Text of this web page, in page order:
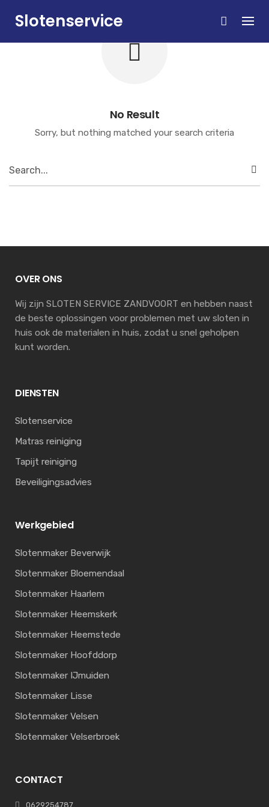
Slotenservice
No Result
Sorry, but nothing matched your search criteria
OVER ONS
Wij zijn SLOTEN SERVICE ZANDVOORT en hebben naast
de beste oplossingen voor problemen met uw sloten in
huis ook de materialen in huis, zodat u snel geholpen
kunt worden.
DIENSTEN
Slotenservice
Matras reiniging
Tapijt reiniging
Beveiligingsadvies
Werkgebied
Slotenmaker Beverwijk
Slotenmaker Bloemendaal
Slotenmaker Haarlem
Slotenmaker Heemskerk
Slotenmaker Heemstede
Slotenmaker Hoofddorp
Slotenmaker IJmuiden
Slotenmaker Lisse
Slotenmaker Velsen
Slotenmaker Velserbroek
CONTACT
0629254787